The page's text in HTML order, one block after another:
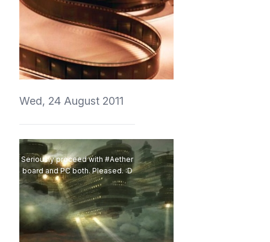
vedmich
Wed, 24 August 2011
Seriously proceed with #Aether
board and PC both. Pleased. :D